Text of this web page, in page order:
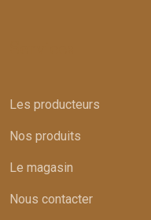
Les producteurs
Nos produits
Le magasin
Nous contacter